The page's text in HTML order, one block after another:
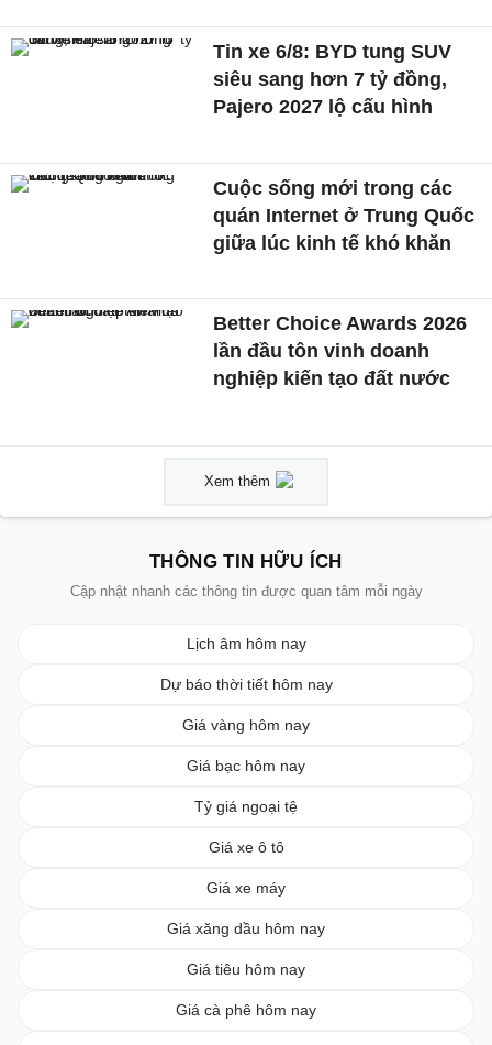
Tin xe 6/8: BYD tung SUV
siêu sang hơn 7 tỷ đồng,
Pajero 2027 lộ cấu hình
Cuộc sống mới trong các
quán Internet ở Trung Quốc
giữa lúc kinh tế khó khăn
Better Choice Awards 2026
lần đầu tôn vinh doanh
nghiệp kiến tạo đất nước
Xem thêm
THÔNG TIN HỮU ÍCH
Cập nhật nhanh các thông tin được quan tâm mỗi ngày
Lịch âm hôm nay
Dự báo thời tiết hôm nay
Giá vàng hôm nay
Giá bạc hôm nay
Tỷ giá ngoại tệ
Giá xe ô tô
Giá xe máy
Giá xăng dầu hôm nay
Giá tiêu hôm nay
Giá cà phê hôm nay